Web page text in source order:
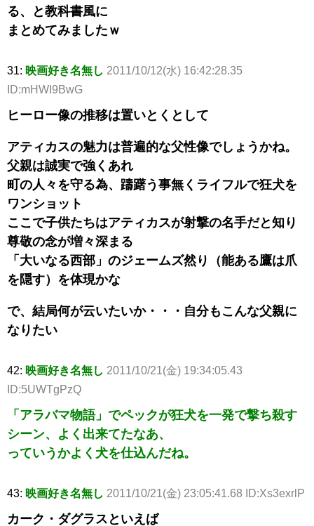
る、と教科書風に
まとめてみましたｗ
31: 映画好き名無し 2011/10/12(水) 16:42:28.35
ID:mHWI9BwG
ヒーロー像の推移は置いとくとして
アティカスの魅力は普遍的な父性像でしょうかね。
父親は誠実で強くあれ
町の人々を守る為、躊躇う事無くライフルで狂犬を
ワンショット
ここで子供たちはアティカスが射撃の名手だと知り
尊敬の念が増々深まる
「大いなる西部」のジェームズ然り（能ある鷹は爪
を隠す）を体現かな
で、結局何が云いたいか・・・自分もこんな父親に
なりたい
42: 映画好き名無し 2011/10/21(金) 19:34:05.43
ID:5UWTgPzQ
「アラバマ物語」でペックが狂犬を一発で撃ち殺す
シーン、よく出来てたなあ、
っていうかよく犬を仕込んだね。
43: 映画好き名無し 2011/10/21(金) 23:05:41.68 ID:Xs3exrlP
カーク・ダグラスといえば